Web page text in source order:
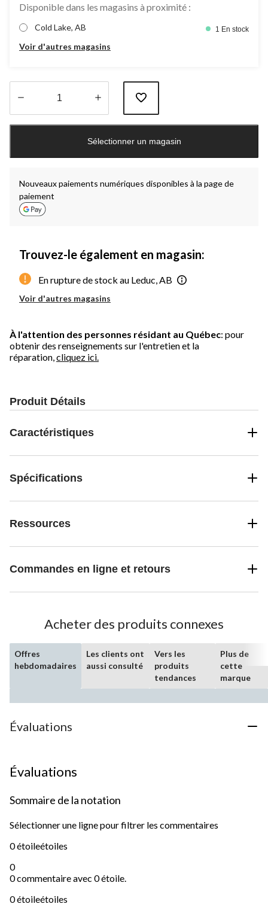
Disponible dans les magasins à proximité :
Cold Lake, AB 1 En stock
Voir d'autres magasins
jour
Sélectionner un magasin
Nouveaux paiements numériques disponibles à la page de
paiement
Trouvez-le également en magasin:
En rupture de stock au Leduc, AB
Voir d'autres magasins
À l'attention des personnes résidant au Québec: pour
obtenir des renseignements sur l'entretien et la
réparation, cliquez ici.
Produit Détails
Caractéristiques
Spécifications
Ressources
Commandes en ligne et retours
Acheter des produits connexes
Offres
hebdomadaires
Les clients ont
aussi consulté
Vers les
produits
tendances
Plus de
cette
marque
Évaluations
Évaluations
Sommaire de la notation
Sélectionner une ligne pour filtrer les commentaires
0 étoileétoiles
0
0 commentaire avec 0 étoile.
0 étoileétoiles